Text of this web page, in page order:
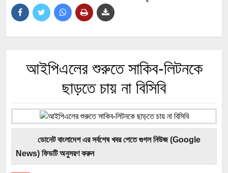
আইপিএলের শুরুতে সাকিব-লিটনকে
ছাড়তে চায় না বিসিবি
ডোনেট বাংলাদেশ এর সর্বশেষ খবর পেতে গুগল নিউজ (Google
News) ফিডটি অনুসরণ করুন